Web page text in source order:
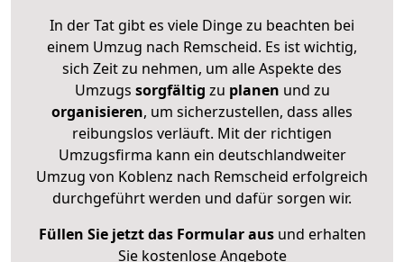
In der Tat gibt es viele Dinge zu beachten bei
einem Umzug nach Remscheid. Es ist wichtig,
sich Zeit zu nehmen, um alle Aspekte des
Umzugs sorgfältig zu planen und zu
organisieren, um sicherzustellen, dass alles
reibungslos verläuft. Mit der richtigen
Umzugsfirma kann ein deutschlandweiter
Umzug von Koblenz nach Remscheid erfolgreich
durchgeführt werden und dafür sorgen wir.
Füllen Sie jetzt das Formular ausund erhalten
Sie kostenlose Angebote